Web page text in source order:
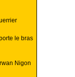
le bras
Nigon